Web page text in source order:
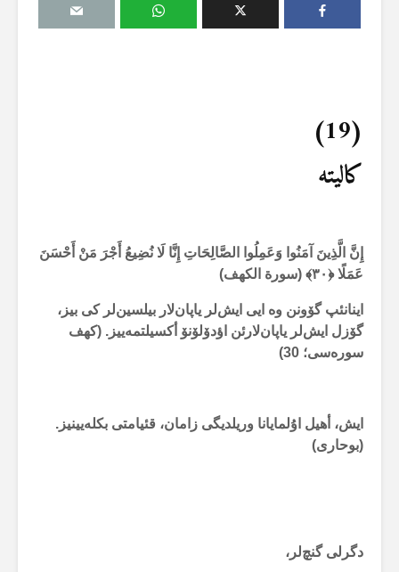
(19)
کالیتە
إِنَّ الَّذِينَ آمَنُوا وَعَمِلُوا الصَّالِحَاتِ إِنَّا لَا نُضِيعُ أَجْرَ مَنْ أَحْسَنَ
عَمَلًا ﴿۳۰﴾ (سورة الکهف)
اینانئپ گۆونن وە ایی ایش‌لر یاپان‌لار بیلسین‌لر کی بیز،
گۆزل ایش‌لر یاپان‌لارئن اؤدۆلۆنۆ أکسیلتمەییز. (کهف
سورەسی؛ 30
)
ایش، أهیل اۇلمایانا وریلدیگی زامان، قئیامتی بکلەیینیز.
(بوحاری)
دگرلی گنچ‌لر،